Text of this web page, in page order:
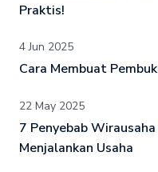
Praktis!
4 Jun 2025
Cara Membuat
22 May 2025
7 Penyebab
Menjalankan Usaha